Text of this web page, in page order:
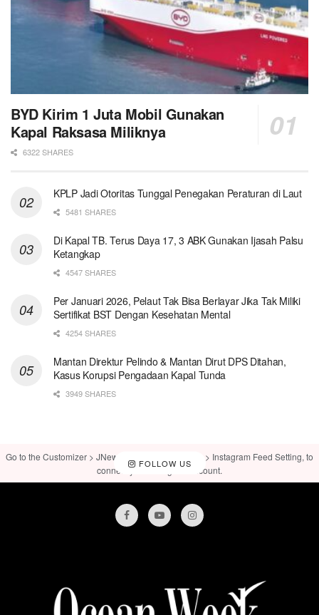
BYD Kirim 1 Juta Mobil Gunakan
Kapal Raksasa Miliknya
6322 SHARES
KPLP Jadi Otoritas Tunggal Penegakan Peraturan di Laut
5481 SHARES
Di Kapal TB. Terus Daya 17, 3 ABK Gunakan Ijasah Palsu
Ketangkap
4547 SHARES
Per Januari 2026, Pelaut Tak Bisa Berlayar Jika Tak Miliki
Sertifikat BST Dengan Kesehatan Mental
4254 SHARES
Mantan Direktur Pelindo & Mantan Dirut DPS Ditahan,
Kasus Korupsi Pengadaan Kapal Tunda
3949 SHARES
FOLLOW US
Go to the Customizer > JNews : Social, Like & View > Instagram Feed Setting, to
connect your Instagram account.